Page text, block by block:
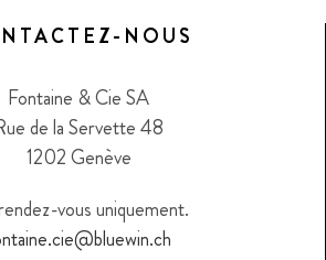
NOUS
Fontaine & Cie SA
de la Servette 48
1202 Genève
vous uniquement.